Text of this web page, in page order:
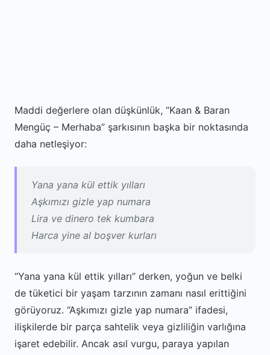
Maddi değerlere olan düşkünlük, “Kaan & Baran
Mengüç – Merhaba” şarkısının başka bir noktasında
daha netleşiyor:
Yana yana kül ettik yılları
Aşkımızı gizle yap numara
Lira ve dinero tek kumbara
Harca yine al boşver kurları
“Yana yana kül ettik yılları” derken, yoğun ve belki
de tüketici bir yaşam tarzının zamanı nasıl erittiğini
görüyoruz. “Aşkımızı gizle yap numara” ifadesi,
ilişkilerde bir parça sahtelik veya gizliliğin varlığına
işaret edebilir. Ancak asıl vurgu, paraya yapılan